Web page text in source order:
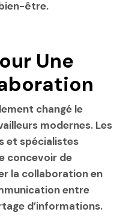
être.
Une
changé le
modernes. Les
et spécialistes
concevoir de
la collaboration en
entre
d’informations.